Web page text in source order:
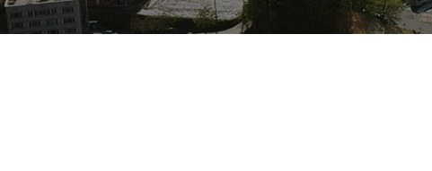
해람문화관 이용안내